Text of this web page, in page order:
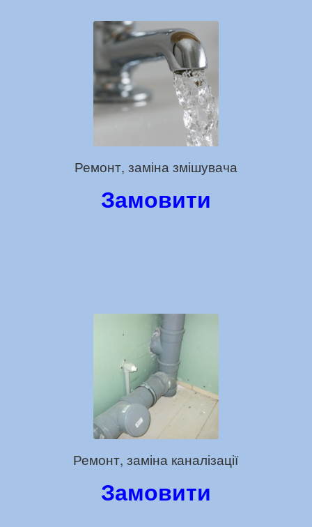
Ремонт, заміна змішувача
Замовити
Ремонт, заміна каналізації
Замовити